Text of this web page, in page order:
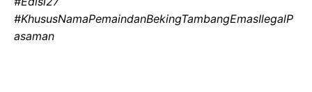
‎#KhususNamaPemaindanBekingTambangEmasIlegalP
asaman